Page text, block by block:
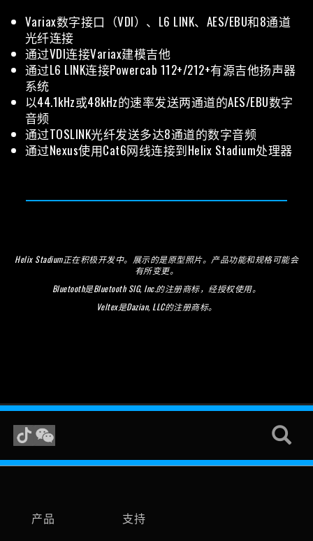
Variax数字接口（VDI）、L6 LINK、AES/EBU和8通道
光纤连接
通过VDI连接Variax建模吉他
通过L6 LINK连接Powercab 112+/212+有源吉他扬声器
系统
以44.1kHz或48kHz的速率发送两通道的AES/EBU数字
音频
通过TOSLINK光纤发送多达8通道的数字音频
通过Nexus使用Cat6网线连接到Helix Stadium处理器
Helix Stadium正在积极开发中。展示的是原型照片。产品功能和规格可能会
有所变更。
Bluetooth是Bluetooth SIG, Inc.的注册商标，经授权使用。
Veltex是Dazian, LLC的注册商标。
产品
支持